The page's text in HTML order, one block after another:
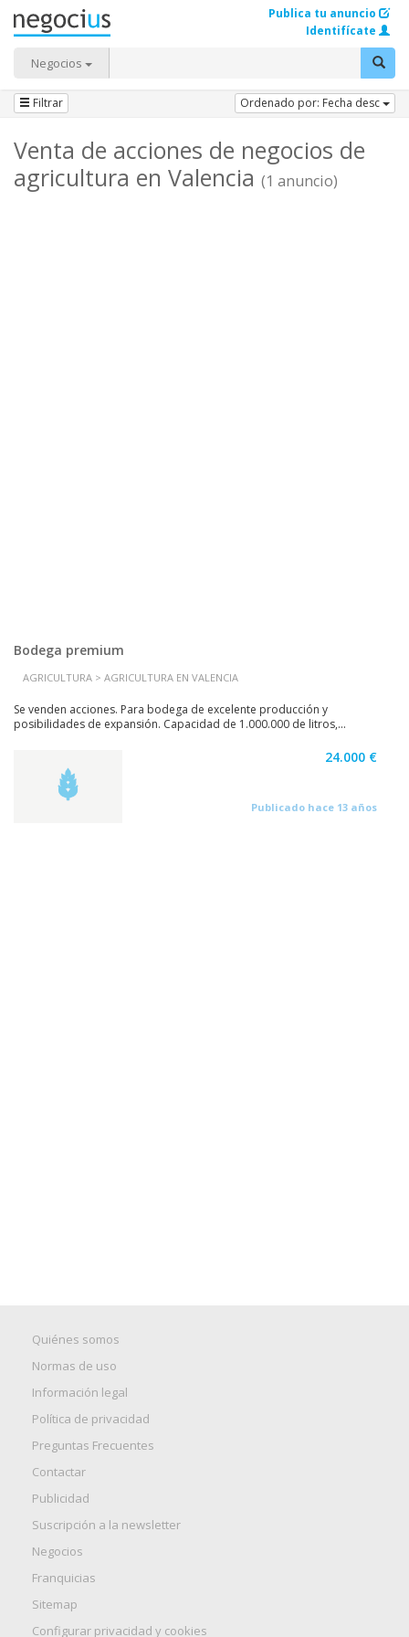
Negocios
Publica tu anuncio
Identifícate
Filtrar Ordenado por: Fecha desc
Venta de acciones de negocios de
agricultura en Valencia (1 anuncio)
Bodega premium
AGRICULTURA > AGRICULTURA EN VALENCIA
Se venden acciones. Para bodega de excelente producción y
posibilidades de expansión. Capacidad de 1.000.000 de litros,...
24.000 €
Publicado hace 13 años
Quiénes somos
Normas de uso
Información legal
Política de privacidad
Preguntas Frecuentes
Contactar
Publicidad
Suscripción a la newsletter
Negocios
Franquicias
Sitemap
Configurar privacidad y cookies